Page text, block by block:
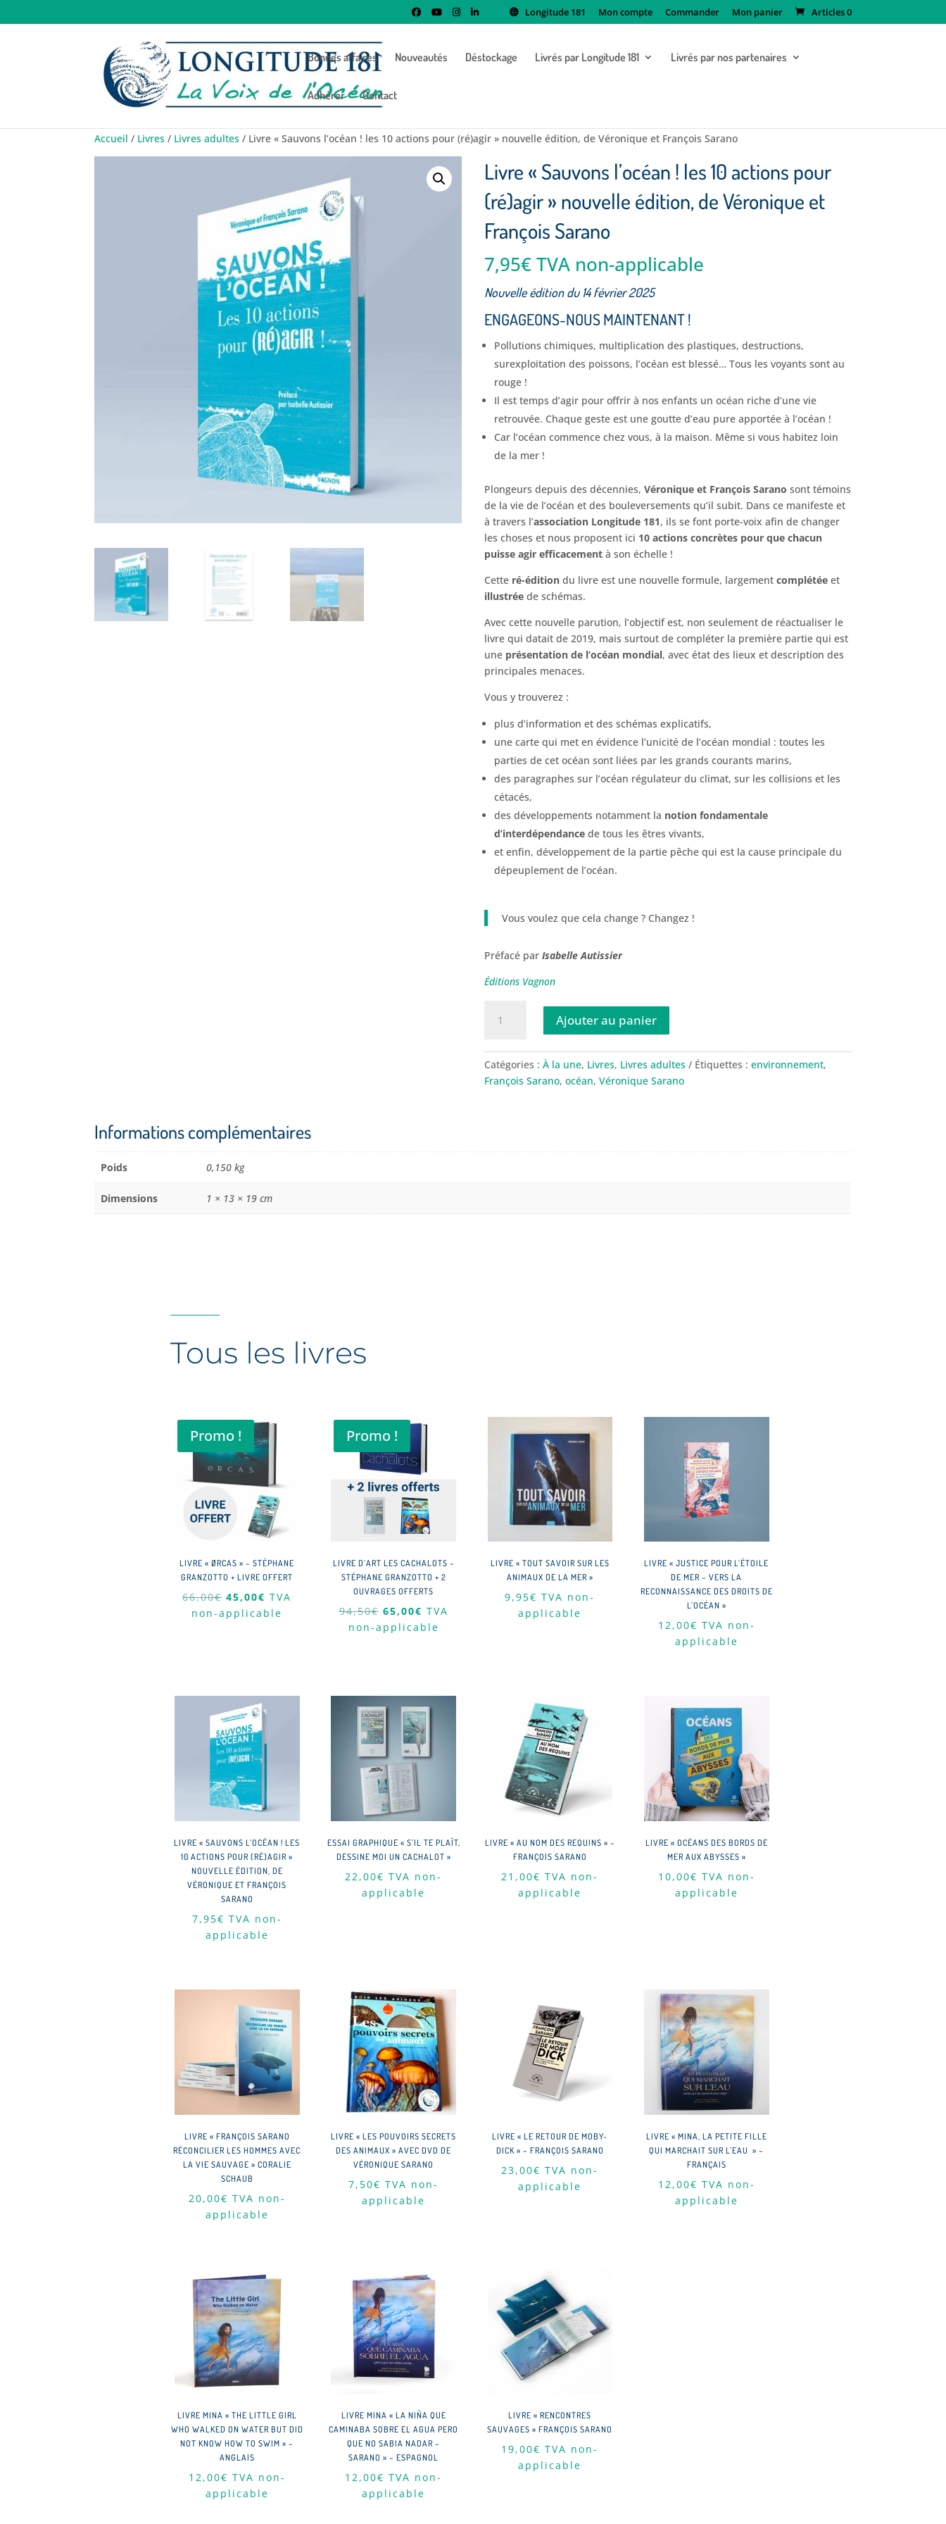
Longitude 181 Mon compte Commander Mon panier Articles 0
Bonnes affaires Nouveautés Déstockage Livrés par Longitude 181 Livrés par nos partenaires
Adhérer Contact
Accueil / Livres / Livres adultes / Livre « Sauvons l’océan ! les 10 actions pour (ré)agir » nouvelle édition, de Véronique et François Sarano
Livre « Sauvons l’océan ! les 10 actions pour
(ré)agir » nouvelle édition, de Véronique et
François Sarano
7,95€TVA non-applicable
Nouvelle édition du 14 février 2025
ENGAGEONS-NOUS MAINTENANT !
Pollutions chimiques, multiplication des plastiques, destructions,
surexploitation des poissons, l’océan est blessé… Tous les voyants sont au
rouge !
Il est temps d’agir pour offrir à nos enfants un océan riche d’une vie
retrouvée. Chaque geste est une goutte d’eau pure apportée à l’océan !
Car l’océan commence chez vous, à la maison. Même si vous habitez loin
de la mer !
Plongeurs depuis des décennies,Véronique et François Sarano sont témoins
de la vie de l’océan et des bouleversements qu’il subit. Dans ce manifeste et
à travers l’association Longitude 181, ils se font porte-voix afin de changer
les choses et nous proposent ici 10 actions concrètes pour que chacun
puisse agir efficacement à son échelle !
Cette ré-édition du livre est une nouvelle formule, largementcomplétée et
illustrée de schémas.
Avec cette nouvelle parution, l’objectif est, non seulement de réactualiser le
livre qui datait de 2019, mais surtout de compléter la première partie qui est
une présentation de l’océan mondial, avec état des lieux et description des
principales menaces.
Vous y trouverez :
plus d’information et des schémas explicatifs,
une carte qui met en évidence l’unicité de l’océan mondial : toutes les
parties de cet océan sont liées par les grands courants marins,
des paragraphes sur l’océan régulateur du climat, sur les collisions et les
cétacés,
des développements notamment la notion fondamentale
d’interdépendance de tous les êtres vivants,
et enfin, développement de la partie pêche qui est la cause principale du
dépeuplement de l’océan.
Vous voulez que cela change ? Changez !
Préfacé parIsabelle Autissier
Éditions Vagnon
l’océan
pour
nouvelle
Ajouter au panier
Catégories :À la une, Livres, Livres adultes Étiquettes :environnement,
François Sarano,océan,Véronique Sarano
Informations complémentaires
Poids 0,150 kg
Dimensions 1 × 13 × 19 cm
Tous les livres
Promo !
LIVRE « ØRCAS » – STÉPHANE
GRANZOTTO + LIVRE OFFERT
66,00€ Le
prix
45,00€ Le
prix
TVA
non-applicable
Promo !
LIVRE D’ART LES CACHALOTS –
STÉPHANE GRANZOTTO + 2
OUVRAGES OFFERTS
94,50€ Le
prix
65,00€ Le
prix
TVA
non-applicable
LIVRE « TOUT SAVOIR SUR LES
ANIMAUX DE LA MER »
9,95€ TVA non-
applicable
LIVRE « JUSTICE POUR L’ÉTOILE
DE MER – VERS LA
RECONNAISSANCE DES DROITS DE
L’OCÉAN »
12,00€ TVA non-
applicable
LIVRE « SAUVONS L’OCÉAN ! LES
10 ACTIONS POUR (RÉ)AGIR »
NOUVELLE ÉDITION, DE
VÉRONIQUE ET FRANÇOIS
SARANO
7,95€ TVA non-
applicable
ESSAI GRAPHIQUE « S’IL TE PLAÎT,
DESSINE MOI UN CACHALOT »
22,00€ TVA non-
applicable
LIVRE « AU NOM DES REQUINS » –
FRANÇOIS SARANO
21,00€ TVA non-
applicable
LIVRE « OCÉANS DES BORDS DE
MER AUX ABYSSES »
10,00€ TVA non-
applicable
LIVRE « FRANÇOIS SARANO
RÉCONCILIER LES HOMMES AVEC
LA VIE SAUVAGE » CORALIE
SCHAUB
20,00€ TVA non-
applicable
LIVRE « LES POUVOIRS SECRETS
DES ANIMAUX » AVEC DVD DE
VÉRONIQUE SARANO
7,50€ TVA non-
applicable
LIVRE « LE RETOUR DE MOBY-
DICK » – FRANÇOIS SARANO
23,00€ TVA non-
applicable
LIVRE « MINA, LA PETITE FILLE
QUI MARCHAIT SUR L’EAU » –
FRANÇAIS
12,00€ TVA non-
applicable
LIVRE MINA « THE LITTLE GIRL
WHO WALKED ON WATER BUT DID
NOT KNOW HOW TO SWIM » –
ANGLAIS
12,00€ TVA non-
applicable
LIVRE MINA « LA NIÑA QUE
CAMINABA SOBRE EL AGUA PERO
QUE NO SABIA NADAR –
SARANO » – ESPAGNOL
12,00€ TVA non-
applicable
LIVRE « RENCONTRES
SAUVAGES » FRANÇOIS SARANO
19,00€ TVA non-
applicable